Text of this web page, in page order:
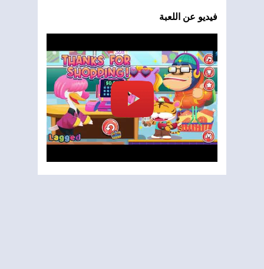
فيديو عن اللعبة